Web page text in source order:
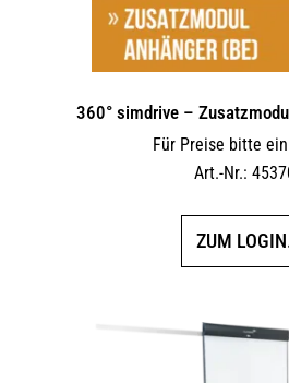
360° simdrive –
Für Preise bitte
Art.-Nr.:
ZUM